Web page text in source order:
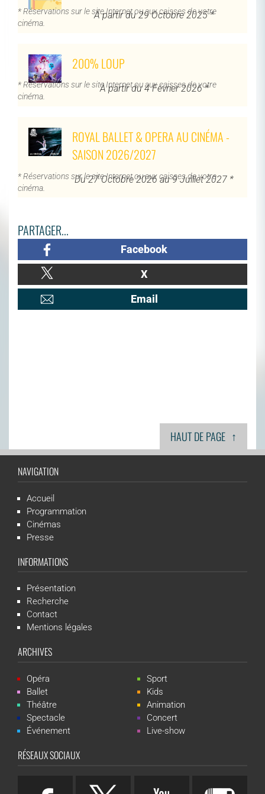
À partir du 29 Octobre 2025 *
* Réservations sur le site Internet ou aux caisses de votre
cinéma.
200% LOUP
À partir du 4 Février 2026 *
* Réservations sur le site Internet ou aux caisses de votre
cinéma.
ROYAL BALLET & OPERA AU CINÉMA -
SAISON 2026/2027
Du 27 Octobre 2026 au 9 Juillet 2027 *
* Réservations sur le site Internet ou aux caisses de votre
cinéma.
PARTAGER...
Facebook
X
Email
HAUT DE PAGE ↑
NAVIGATION
Accueil
Programmation
Cinémas
Presse
INFORMATIONS
Présentation
Recherche
Contact
Mentions légales
ARCHIVES
Opéra
Ballet
Théâtre
Spectacle
Événement
Sport
Kids
Animation
Concert
Live-show
RÉSEAUX SOCIAUX